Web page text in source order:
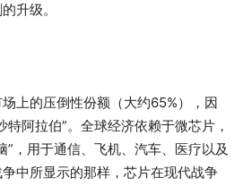
升级。
上的压倒性份额（大约65%），因
特阿拉伯”。全球经济依赖于微芯片，
”，用于通信、飞机、汽车、医疗以及
中所显示的那样，芯片在现代战争